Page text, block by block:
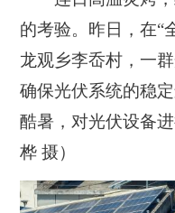
的考验。昨日，在
龙观乡李岙村，一
确保光伏系统的稳
酷暑，对光伏设备
桦 摄）